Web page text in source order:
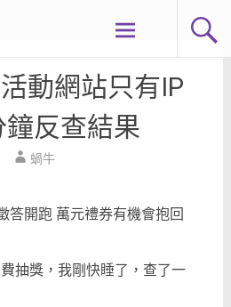
動網站只有IP
反查結果
蝸牛
答開跑 萬元禮券有機會抱回
抽獎，我剛快睡了，查了一